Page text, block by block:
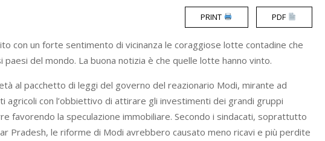
PRINT PDF
con un forte sentimento di vicinanza le coraggiose lotte contadine che
del mondo. La buona notizia è che quelle lotte hanno vinto.
al pacchetto di leggi del governo del reazionario Modi, mirante ad
con l’obbiettivo di attirare gli investimenti dei grandi gruppi
favorendo la speculazione immobiliare. Secondo i sindacati, soprattutto
Pradesh, le riforme di Modi avrebbero causato meno ricavi e più perdite